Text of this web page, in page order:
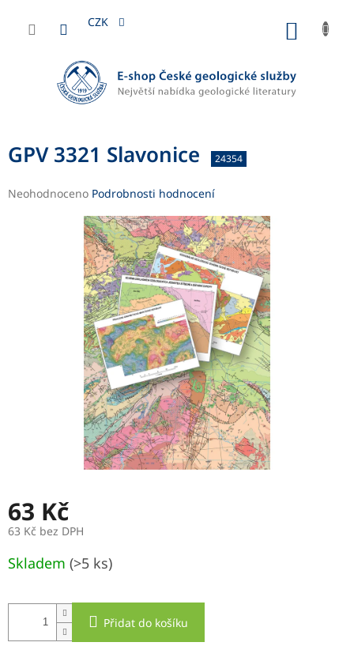
obsah
CZK
GPV 3321 Slavonice 24354
Průměrné
Neohodnoceno Podrobnosti hodnocení
63 Kč
63 Kč bez DPH
cena:
Skladem (>5 ks)
Přidat do košíku